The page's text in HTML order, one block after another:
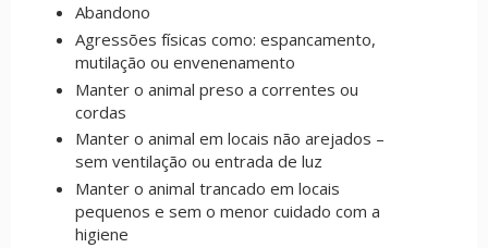
Abandono
Agressões físicas como: espancamento,
mutilação ou envenenamento
Manter o animal preso a correntes ou
cordas
Manter o animal em locais não arejados –
sem ventilação ou entrada de luz
Manter o animal trancado em locais
pequenos e sem o menor cuidado com a
higiene